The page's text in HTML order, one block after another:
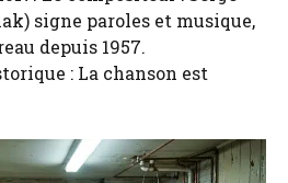
signe paroles et musique,
depuis 1957.
: La chanson est